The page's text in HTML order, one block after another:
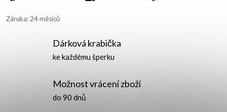
Záruka: 24 měsíců
Dárková krabička
ke každému šperku
Možnost vrácení zboží
do 90 dnů